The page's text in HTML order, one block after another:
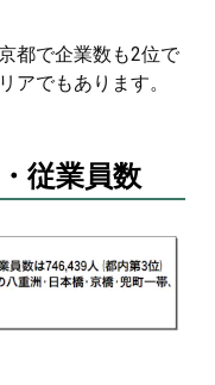
都で企業数も2位で
アでもあります。
従業員数